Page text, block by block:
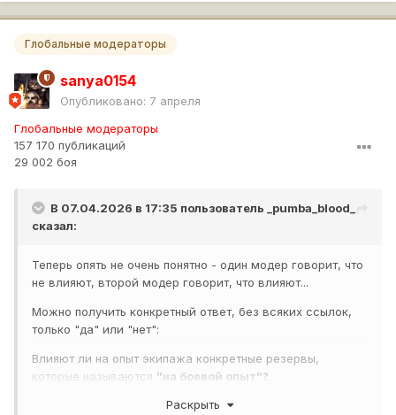
Глобальные модераторы
sanya0154
Опубликовано: 7 апреля
Глобальные модераторы
157 170 публикаций
29 002 боя
В 07.04.2026 в 17:35 пользователь
_pumba_blood_
сказал:
Теперь опять не очень понятно - один модер говорит, что
не влияют, второй модер говорит, что влияют...
Можно получить конкретный ответ, без всяких ссылок,
только "да" или "нет":
Влияют ли на опыт экипажа конкретные резервы,
которые называются "на боевой опыт"?
Раскрыть